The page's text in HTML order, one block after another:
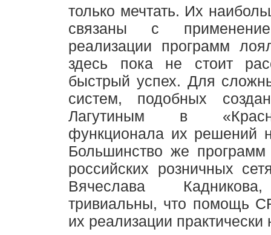
только мечтать. Их
связаны с
реализации программ
здесь пока не стоит
быстрый успех. Для
систем, подобных
Лагутиным в
функционала их решений
Большинство же программ
российских розничных
Вячеслава
тривиальны, что помощь
их реализации практически